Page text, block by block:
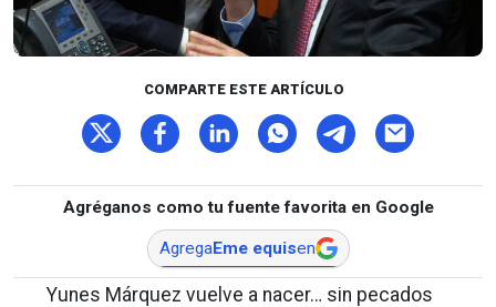
COMPARTE ESTE ARTÍCULO
Agréganos como tu fuente favorita en Google
AgregaEme equisen
Yunes Márquez vuelve a nacer… sin pecados